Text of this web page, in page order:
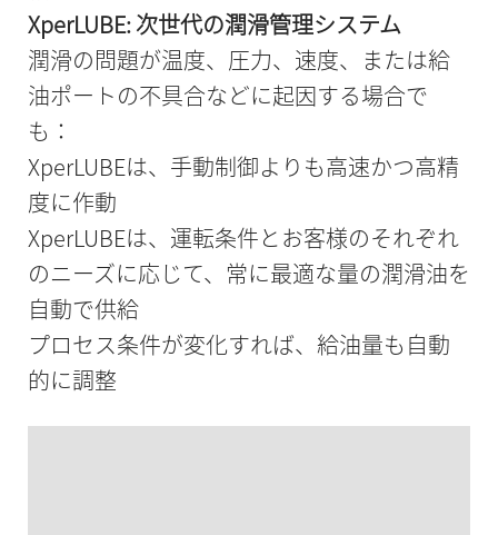
XperLUBE: 次世代の潤滑管理システム
潤滑の問題が温度、圧力、速度、または給
油ポートの不具合などに起因する場合で
も：
XperLUBEは、手動制御よりも高速かつ高精
度に作動
XperLUBEは、運転条件とお客様のそれぞれ
のニーズに応じて、常に最適な量の潤滑油を
自動で供給
プロセス条件が変化すれば、給油量も自動
的に調整